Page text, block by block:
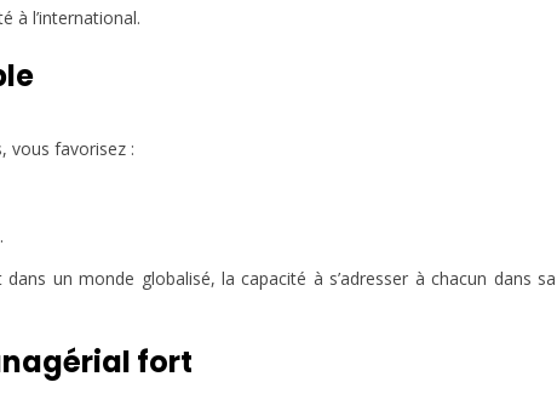
à l’international.
vous favorisez :
dans un monde globalisé, la capacité à s’adresser à chacun dans sa
fort